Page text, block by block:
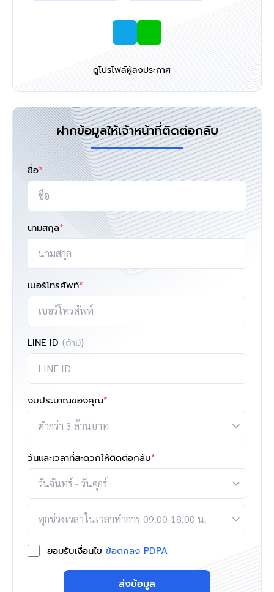
ดูโปรไฟล์ผู้ลงประกาศ
ฝากข้อมูลให้เจ้าหน้าที่ติดต่อกลับ
ชื่อ*
นามสกุล*
เบอร์โทรศัพท์*
LINE ID (ถ้ามี)
งบประมาณของคุณ*
วันและเวลาที่สะดวกให้ติดต่อกลับ*
ยอมรับเงื่อนไข ข้อตกลง PDPA
ส่งข้อมูล